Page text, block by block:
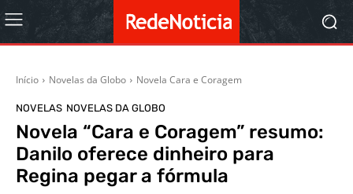
Início Novelas da Globo Novela Cara e Coragem
NOVELAS NOVELAS DA GLOBO
Novela “Cara e Coragem” resumo:
Danilo oferece dinheiro para
Regina pegar a fórmula